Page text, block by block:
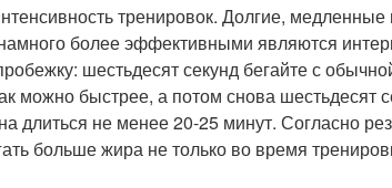
тренировок. Долгие,
более эффективными являются
шестьдесят секунд бегайте с
можно быстрее, а потом снова шестьдесят
длиться не менее 20-25 минут. Согласно
больше жира не только во время